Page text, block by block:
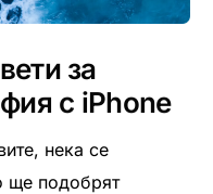
за
с iPhone
нека се
ще подобрят